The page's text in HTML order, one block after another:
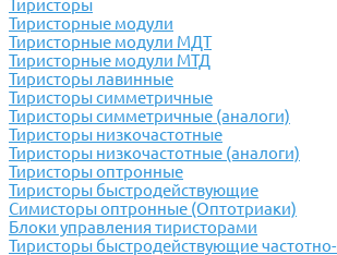
Тиристоры
Тиристорные модули
Тиристорные модули МДТ
Тиристорные модули МТД
Тиристоры лавинные
Тиристоры симметричные
Тиристоры симметричные (аналоги)
Тиристоры низкочастотные
Тиристоры низкочастотные (аналоги)
Тиристоры оптронные
Тиристоры быстродействующие
Симисторы оптронные (Оптотриаки)
Блоки управления тиристорами
Тиристоры быстродействующие